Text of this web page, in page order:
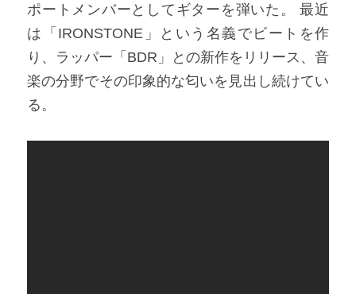
ポートメンバーとしてギターを弾いた。 最近
は「IRONSTONE」という名義でビートを作
り、ラッパー「BDR」との新作をリリース、音
楽の分野でその印象的な匂いを見出し続けてい
る。​